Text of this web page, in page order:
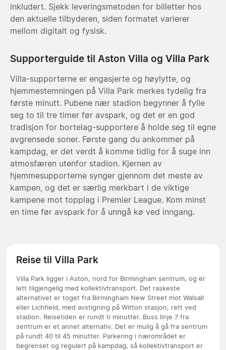
inkludert. Sjekk leveringsmetoden for billetter hos
den aktuelle tilbyderen, siden formatet varierer
mellom digitalt og fysisk.
Supporterguide til Aston Villa og Villa Park
Villa-supporterne er engasjerte og høylytte, og
hjemmestemningen på Villa Park merkes tydelig fra
første minutt. Pubene nær stadion begynner å fylle
seg to til tre timer før avspark, og det er en god
tradisjon for bortelag-supportere å holde seg til egne
avgrensede soner. Første gang du ankommer på
kampdag, er det verdt å komme tidlig for å suge inn
atmosfæren utenfor stadion. Kjernen av
hjemmesupporterne synger gjennom det meste av
kampen, og det er særlig merkbart i de viktige
kampene mot topplag i Premier League. Kom minst
en time før avspark for å unngå kø ved inngang.
Reise til Villa Park
Villa Park ligger i Aston, nord for Birmingham sentrum, og er
lett tilgjengelig med kollektivtransport. Det raskeste
alternativet er toget fra Birmingham New Street mot Walsall
eller Lichfield, med avstigning på Witton stasjon, rett ved
stadion. Reisetiden er rundt ti minutter. Buss linje 7 fra
sentrum er et annet alternativ. Det er mulig å gå fra sentrum
på rundt 40 til 45 minutter. Parkering i nærområdet er
begrenset og regulert på kampdag, så kollektivtransport er